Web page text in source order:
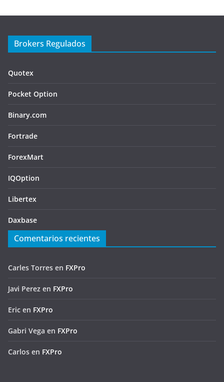
Brokers Regulados
Quotex
Pocket Option
Binary.com
Fortrade
ForexMart
IQOption
Libertex
Daxbase
Comentarios recientes
Carles Torres en FXPro
Javi Perez en FXPro
Eric en FXPro
Gabri Vega en FXPro
Carlos en FXPro